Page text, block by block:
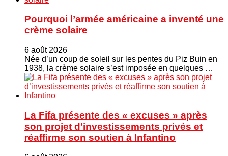
Pourquoi l’armée américaine a inventé une
crème solaire
6 août 2026
Née d’un coup de soleil sur les pentes du Piz Buin en
1938, la crème solaire s’est imposée en quelques …
La Fifa présente des « excuses » après
son projet d’investissements privés et
réaffirme son soutien à Infantino